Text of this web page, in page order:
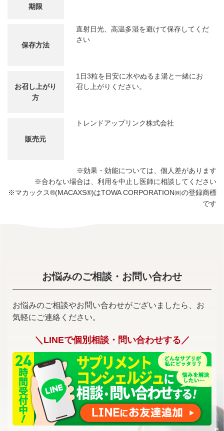
期限
保存方法
直射日光、高温多湿を避けて保存してくだ
さい
お召し上がり
方
1日3粒を目安に水やぬるま湯と一緒にお
召し上がりください。
販売元
トレンドアップリンク株式会社
※効果・効能については、個人差があります
※合わない場合は、利用を中止し医師に相談してください
※マカックス®(MACAXS®)はTOWA CORPORATION㈱の登録商標
です
お悩みのご相談・お問い合わせ
お悩みのご相談やお問い合わせがございましたら、お
気軽にご連絡ください。
＼LINEで個別相談・問い合わせする／